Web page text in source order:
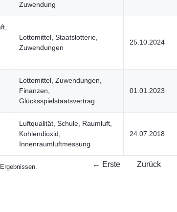
Zuwendung
Lottomittel, Staatslotterie,
Zuwendungen
25.10.2024
Lottomittel, Zuwendungen,
Finanzen,
Glücksspielstaatsvertrag
01.01.2023
Luftqualität, Schule, Raumluft,
Kohlendioxid,
Innenraumluftmessung
24.07.2018
← Erste Zurück